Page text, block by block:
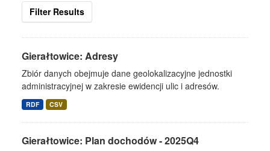
Filter Results
Gierałtowice: Adresy
Zbiór danych obejmuje dane geolokalizacyjne jednostki
administracyjnej w zakresie ewidencji ulic i adresów.
RDF CSV
Gierałtowice: Plan dochodów - 2025Q4